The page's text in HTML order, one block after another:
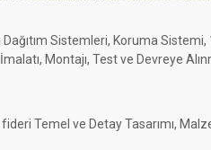
Dağıtım Sistemleri, Koruma
Montajı, Test ve Devreye
Temel ve Detay Tasarımı,